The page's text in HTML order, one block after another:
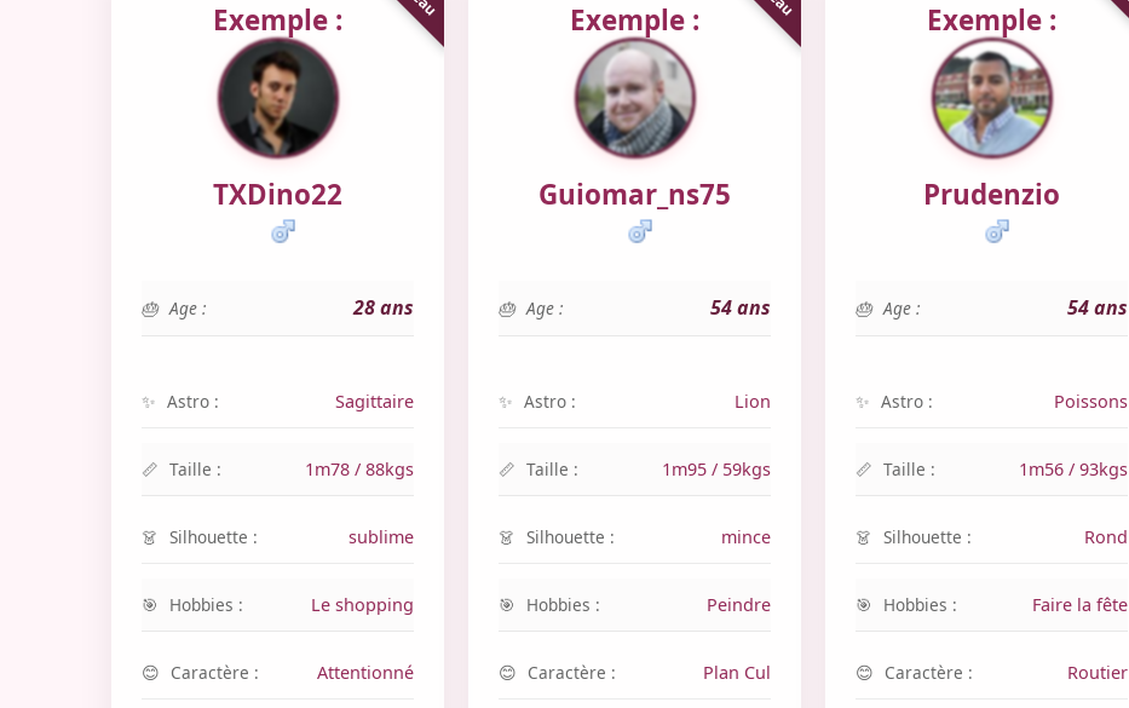
Exemple :
TXDino22
Age : 28 ans
Astro : Sagittaire
Taille : 1m78 / 88kgs
Silhouette : sublime
Hobbies : Le shopping
Caractère : Attentionné
Exemple :
Guiomar_ns75
Age : 54 ans
Astro : Lion
Taille : 1m95 / 59kgs
Silhouette : mince
Hobbies : Peindre
Caractère : Plan Cul
Exemple :
Prudenzio
Age : 54 ans
Astro : Poissons
Taille : 1m56 / 93kgs
Silhouette : Rond
Hobbies : Faire la fête
Caractère : Routier